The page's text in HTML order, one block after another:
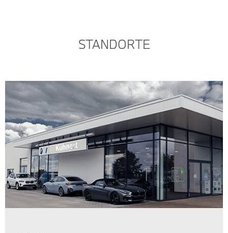
STANDORTE